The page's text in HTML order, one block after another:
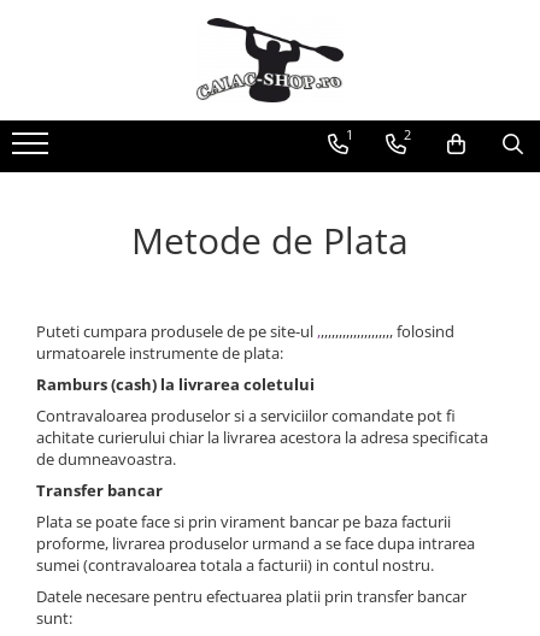
Caiace
Caiace tandem
Caiace de tură și de mare
Caiace sit on top
Canoe
Bărci gonflabile
Bărci pentru pescuit
Packraft
Bărci de rafting
Canoe
Caiace
Produse cu reducere
Plăci SUP
Veste de salvare
1 2
Metode de Plata
Puteti cumpara produsele de pe site-ul ,,,,,,,,,,,,,,,,,,,,, folosind
urmatoarele instrumente de plata:
Ramburs (cash) la livrarea coletului
Contravaloarea produselor si a serviciilor comandate pot fi
achitate curierului chiar la livrarea acestora la adresa specificata
de dumneavoastra.
Transfer bancar
Plata se poate face si prin virament bancar pe baza facturii
proforme, livrarea produselor urmand a se face dupa intrarea
sumei (contravaloarea totala a facturii) in contul nostru.
Datele necesare pentru efectuarea platii prin transfer bancar
sunt: